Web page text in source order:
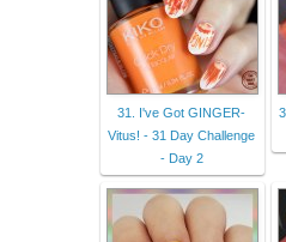
31. I've Got GINGER-
Vitus! - 31 Day Challenge
- Day 2